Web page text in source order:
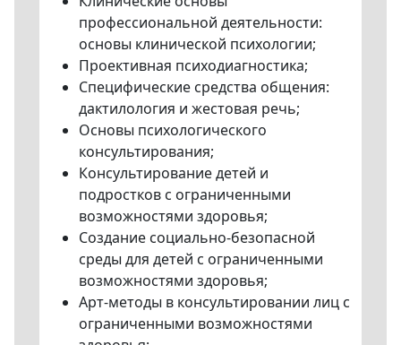
профессиональной деятельности:
основы клинической психологии;
Проективная психодиагностика;
Специфические средства общения:
дактилология и жестовая речь;
Основы психологического
консультирования;
Консультирование детей и
подростков с ограниченными
возможностями здоровья;
Создание социально-безопасной
среды для детей с ограниченными
возможностями здоровья;
Арт-методы в консультировании лиц с
ограниченными возможностями